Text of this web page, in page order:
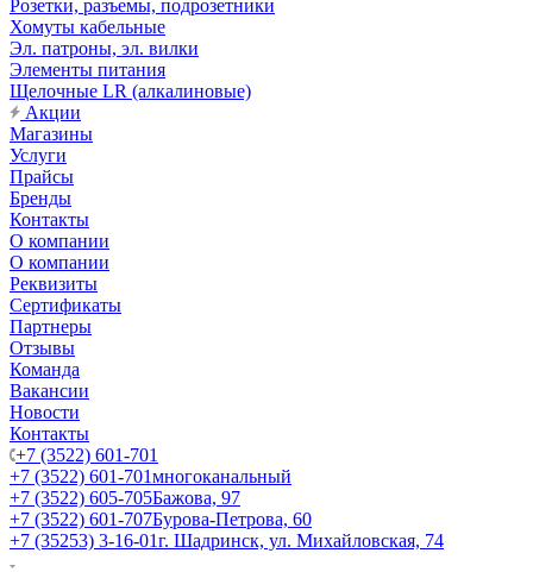
Розетки, разъемы, подрозетники
Хомуты кабельные
Эл. патроны, эл. вилки
Элементы питания
Щелочные LR (алкалиновые)
Акции
Магазины
Услуги
Прайсы
Бренды
Контакты
О компании
О компании
Реквизиты
Сертификаты
Партнеры
Отзывы
Команда
Вакансии
Новости
Контакты
+7 (3522) 601-701
+7 (3522) 601-701многоканальный
+7 (3522) 605-705Бажова, 97
+7 (3522) 601-707Бурова-Петрова, 60
+7 (35253) 3-16-01г. Шадринск, ул. Михайловская, 74